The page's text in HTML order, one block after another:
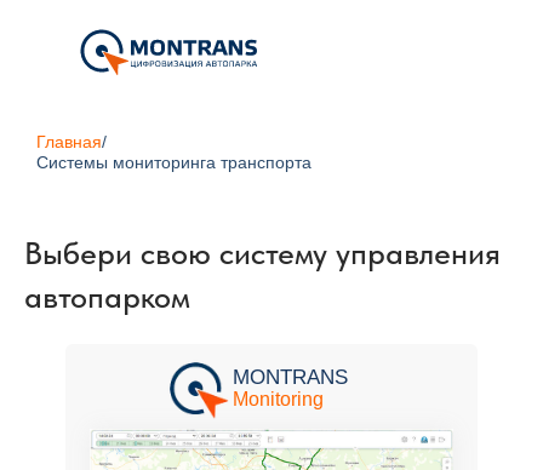
Главная/
Системы мониторинга транспорта
Выбери свою систему управления
автопарком
MONTRANS
Monitoring